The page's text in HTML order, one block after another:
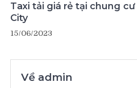
Taxi tải giá rẻ tại chung
City
15/06/2023
Về admin